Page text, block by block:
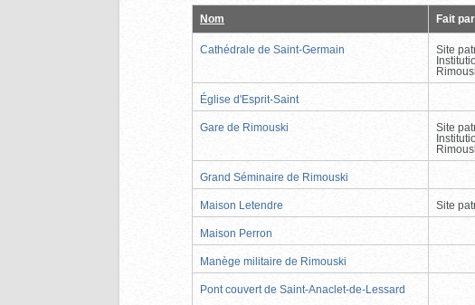
Nom Fait
Cathédrale de Saint-Germain
Site
Église d'Esprit-Saint
Gare de Rimouski
Site
Grand Séminaire de Rimouski
Maison Letendre Site
Maison Perron
Manège militaire de Rimouski
Pont couvert de Saint-Anaclet-de-Lessard